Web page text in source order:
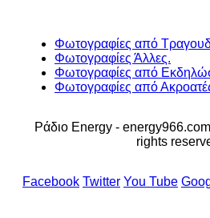
Φωτογραφίες από
Φωτογραφίες Άλλες.
Φωτογραφίες από
Φωτογραφίες από
Ράδιο Energy -
rights
Facebook Twitter You Tube